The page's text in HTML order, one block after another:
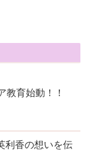
育始動！！
利香の想いを伝